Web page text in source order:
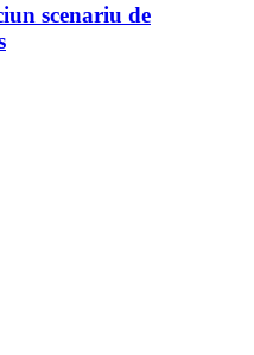
scenariu de